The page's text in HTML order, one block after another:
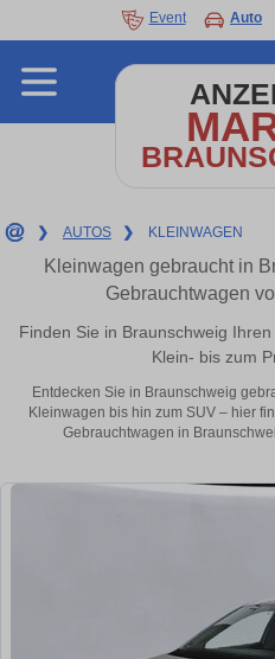
Event Auto
❯ AUTOS ❯ KLEINWAGEN
Kleinwagen gebraucht in
Gebrauchtwagen
Finden Sie in Braunschweig
Klein- bis zum
Entdecken Sie in Braunschweig
Kleinwagen bis hin zum SUV – hier
Gebrauchtwagen in